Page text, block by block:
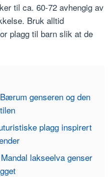
til ca. 60-72 avhengig av
Bruk alltid
plagg til barn slik at de
genseren og den
plagg inspirert
lakseelva genser